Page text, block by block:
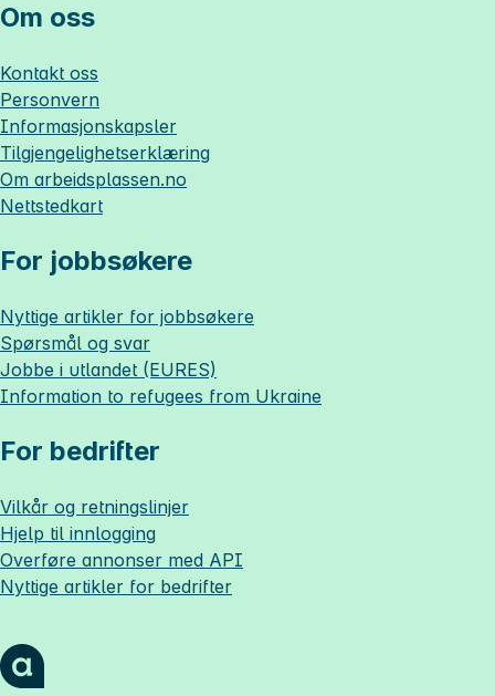
Om oss
Kontakt oss
Personvern
Informasjonskapsler
Tilgjengelighetserklæring
Om arbeidsplassen.no
Nettstedkart
For jobbsøkere
Nyttige artikler for jobbsøkere
Spørsmål og svar
Jobbe i utlandet (EURES)
Information to refugees from Ukraine
For bedrifter
Vilkår og retningslinjer
Hjelp til innlogging
Overføre annonser med API
Nyttige artikler for bedrifter